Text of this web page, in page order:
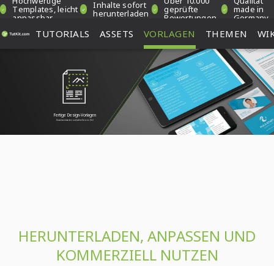
Templates, leicht
anpassbar
Inhalte sofort
herunterladen geprüfte
Bewertungen
made in
Germany
TUTORIALS ASSETS VORLAGEN THEMEN
Fertige Design-Vorlagen
Download starten und schneller ans Ziel
HERUNTERLADEN, ANPASSEN UND
KOMMERZIELL NUTZEN